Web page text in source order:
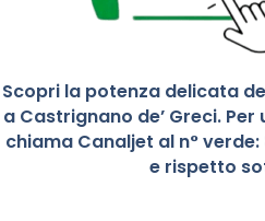
Scopri la potenza delicata
a Castrignano de’ Greci.
chiama Canaljet al n°
e rispetto